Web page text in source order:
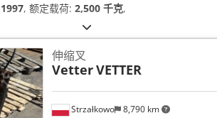
1997, 额定载荷: 2,500 千克,
Strzałkowo 8,790 km
伸缩叉
VetterVETTER